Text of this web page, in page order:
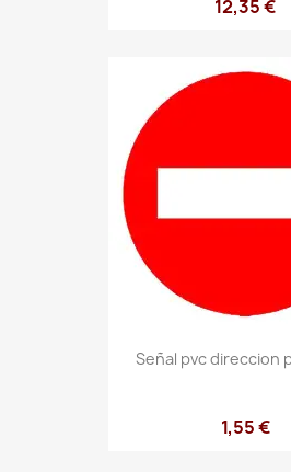
12,35 €
Señal pvc direccion
1,55 €